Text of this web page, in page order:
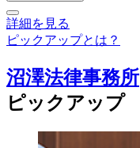
詳細を見る
ピックアップとは？
沼澤法律事務所
ピックアップ